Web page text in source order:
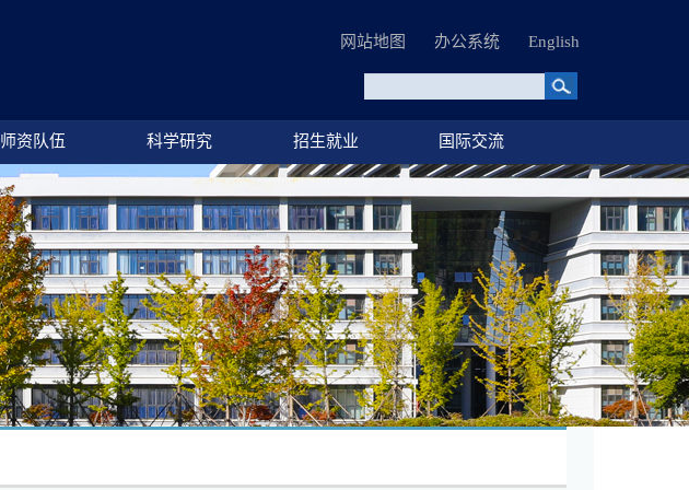
网站地图 办公系统 English
师资队伍 科学研究 招生就业 国际交流